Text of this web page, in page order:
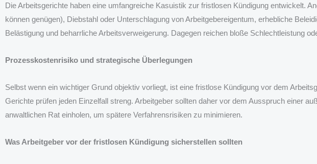
Die Arbeitsgerichte haben eine umfangreiche Kasuistik zur fristlosen Kündigung entwickelt.
können genügen), Diebstahl oder Unterschlagung von Arbeitgebereigentum, erhebliche
Belästigung und beharrliche Arbeitsverweigerung. Dagegen reichen bloße Schlechtleistung
Prozesskostenrisiko und strategische Überlegungen
Selbst wenn ein wichtiger Grund objektiv vorliegt, ist eine fristlose Kündigung vor dem
Gerichte prüfen jeden Einzelfall streng. Arbeitgeber sollten daher vor dem Ausspruch einer
anwaltlichen Rat einholen, um spätere Verfahrensrisiken zu minimieren.
Was Arbeitgeber vor der fristlosen Kündigung sicherstellen sollten